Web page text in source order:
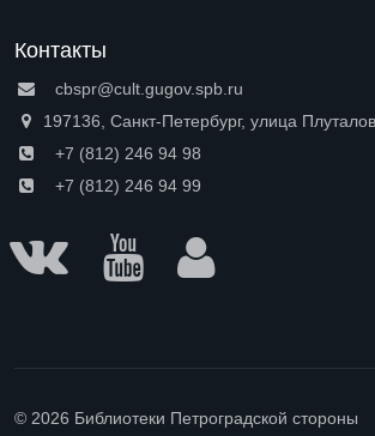
Контакты
cbspr@cult.gugov.spb.ru
197136, Санкт-Петербург, улица
+7 (812) 246 94 98
+7 (812) 246 94 99
© 2026 Библиотеки Петроградской стороны